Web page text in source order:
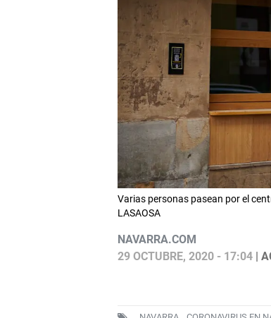
Varias personas pasean por el
LASAOSA
NAVARRA.COM
29 OCTUBRE, 2020 - 17:04|